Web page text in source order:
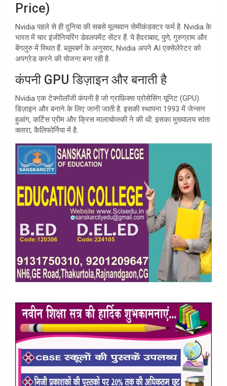
Price)
Nvidia पहले से ही दुनिया की सबसे मूल्यवान सेमीकंडक्टर फर्म है. Nvidia के
भारत में चार इंजीनियरिंग डेवलपमेंट सेंटर हैं. ये हैदराबाद, पुणे, गुरुग्राम और
बेंगलुरु में स्थित हैं. ब्लूमबर्ग के अनुसार, Nvidia अपने AI एक्सेलेरेटर को
अपग्रेड करने की योजना बना रही है.
कंपनी GPU डिज़ाइन और बनाती है
Nvidia एक टेक्नोलॉजी कंपनी है जो ग्राफ़िक्स प्रोसेसिंग यूनिट (GPU)
डिज़ाइन और बनाने के लिए जानी जाती है. इसकी स्थापना 1993 में जेन्सन
हुआंग, कर्टिस प्रीम और क्रिस मालाचोव्स्की ने की थी. इसका मुख्यालय सांता
क्लारा, कैलिफोर्निया में है.